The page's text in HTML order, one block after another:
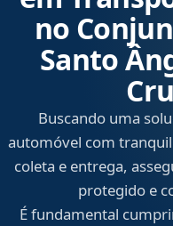
no
Santo
Buscando uma
automóvel com
coleta e entrega,
protegido e
É fundamental